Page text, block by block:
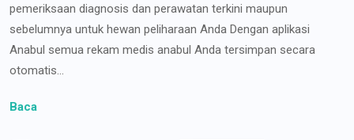
pemeriksaan diagnosis dan perawatan terkini maupun
sebelumnya untuk hewan peliharaan Anda Dengan aplikasi
Anabul semua rekam medis anabul Anda tersimpan secara
otomatis...
Baca